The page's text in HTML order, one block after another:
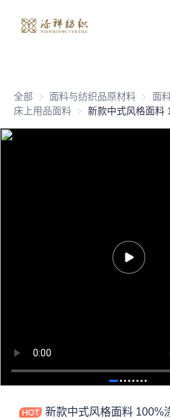
全部 面料与纺织品原材料 面料
面
床上用品面料 床上用品面料
新款中式风格面料 100%
关于我们